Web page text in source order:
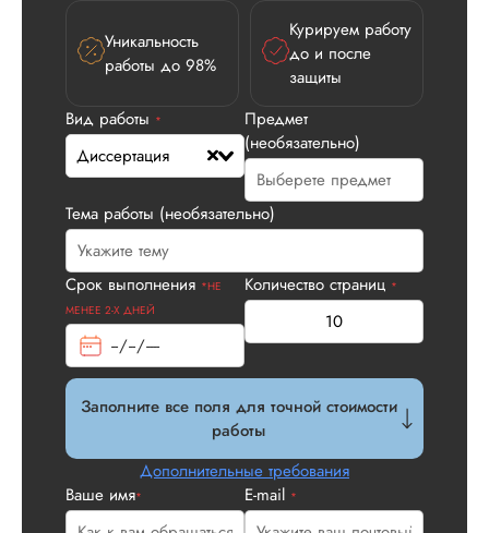
Уникальность
работы до 98%
Курируем работу
до и после
защиты
Вид работы *
Диссертация
Предмет
(необязательно)
Тема работы (необязательно)
Срок выполнения *НЕ
МЕНЕЕ 2-Х ДНЕЙ
Количество страниц *
Заполните все поля для точной стоимости
работы
Дополнительные требования
Ваше имя* E-mail *
Вид работы:
Диссертация
Дата:2026-05-21
У нас с другом
Нас полностью
устроила стоимость
официального
по структуре
что не было
все в порядке в
плане. Научруки
и сказал...